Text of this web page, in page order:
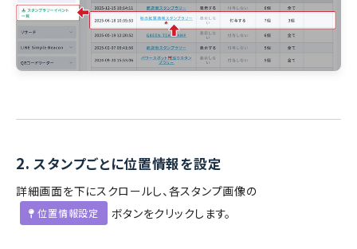
2. スタンプごとに位置情報を設定
詳細画面を下にスクロールし、各スタンプ画像の
位置情報設定 ボタンをクリックします。